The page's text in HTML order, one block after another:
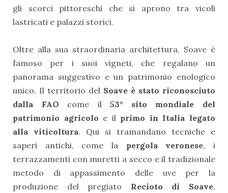
gli scorci pittoreschi che si aprono tra vicoli
lastricati e palazzi storici.
Oltre alla sua straordinaria architettura, Soave è
famoso per i suoi vigneti, che regalano un
panorama suggestivo e un patrimonio enologico
unico. Il territorio del Soave è stato riconosciuto
dalla FAO come il53° sito mondiale del
patrimonio agricolo e il primo in Italia legato
alla viticoltura. Qui si tramandano tecniche e
saperi antichi, come la pergola veronese, i
terrazzamenti con muretti a secco e il tradizionale
metodo di appassimento delle uve per la
produzione del pregiato Recioto di Soave.